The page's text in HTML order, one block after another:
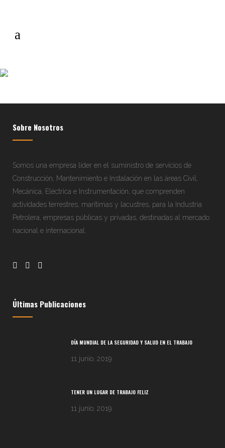
concreto
Sobre Nosotros
Somos una empresa líder en el suministro de servicios de
Construcción, Mantenimiento e Instalación en las áreas Civil,
Mecánica, Eléctrica e Instrumentación, que comprenden
actividades terrestres, marítimas y lacustres, para la Industria
Petrolera, empresas públicas y privadas, destinadas al mercado
nacional e internacional.
Últimas Publicaciones
DÍA MUNDIAL DE LA SEGURIDAD Y SALUD EN EL TRABAJO
11 junio, 2019
TENER UN LUGAR DE TRABAJO FELIZ
11 junio, 2019